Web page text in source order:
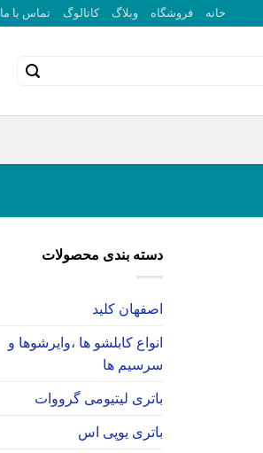
خانه فروشگاه وبلاگ کاتالوگ تماس با ما
دسته بندی محصولات
اصفهان کلید
انواع کابلشو ها ،وایرشوها و
سرسیم ها
باتری لیتیومی گرووات
باتری یوپی اس